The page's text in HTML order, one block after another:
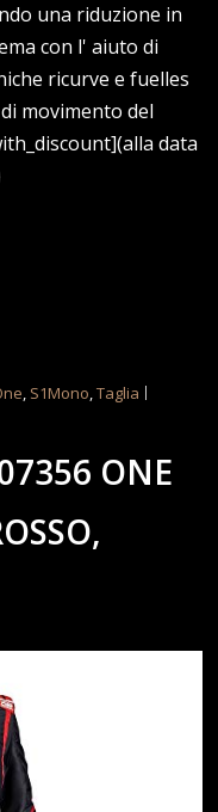
una riduzione in
con l' aiuto di
ricurve e fuelles
movimento del
data
, S1Mono,Taglia
ONE